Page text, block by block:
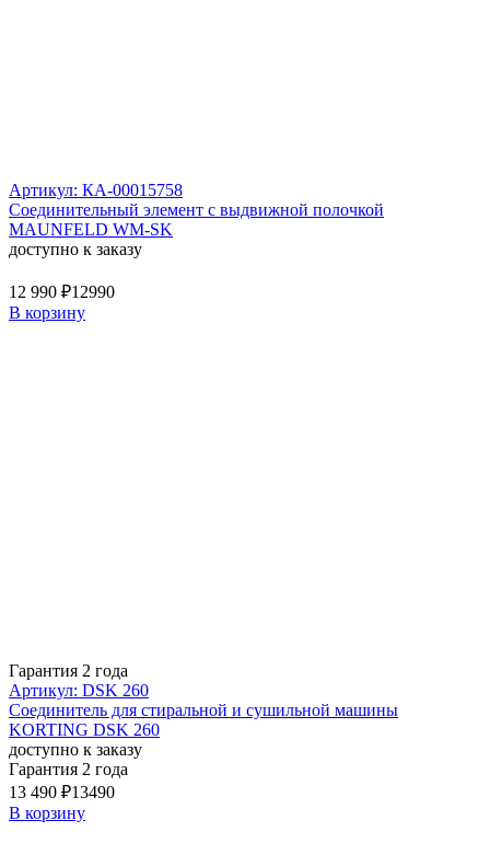
Артикул: КА-00015758
Соединительный элемент с выдвижной полочкой
MAUNFELD WM-SK
доступно к заказу
12 990 ₽12990
В корзину
Гарантия 2 года
Артикул: DSK 260
Соединитель для стиральной и сушильной машины
KORTING DSK 260
доступно к заказу
Гарантия 2 года
13 490 ₽13490
В корзину